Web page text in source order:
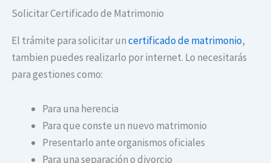
Solicitar Certificado de Matrimonio
El trámite para solicitar uncertificado de matrimonio,
tambien puedes realizarlo por internet. Lo necesitarás
para gestiones como:
Para una herencia
Para que conste un nuevo matrimonio
Presentarlo ante organismos oficiales
Para una separación o divorcio